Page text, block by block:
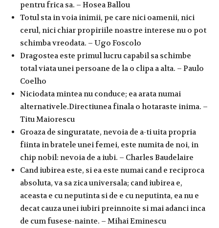
pentru frica sa. – Hosea Ballou
Totul sta in voia inimii, pe care nici oamenii, nici
cerul, nici chiar propiriile noastre interese nu o pot
schimba vreodata. – Ugo Foscolo
Dragostea este primul lucru capabil sa schimbe
total viata unei persoane de la o clipa a alta. – Paulo
Coelho
Niciodata mintea nu conduce; ea arata numai
alternativele.Directiunea finala o hotaraste inima. –
Titu Maiorescu
Groaza de singuratate, nevoia de a-ti uita propria
fiinta in bratele unei femei, este numita de noi, in
chip nobil: nevoia de a iubi. – Charles Baudelaire
Cand iubirea este, si ea este numai cand e reciproca
absoluta, va sa zica universala; cand iubirea e,
aceasta e cu neputinta si de e cu neputinta, ea nu e
decat cauza unei iubiri preinnoite si mai adanci inca
de cum fusese-nainte. – Mihai Eminescu